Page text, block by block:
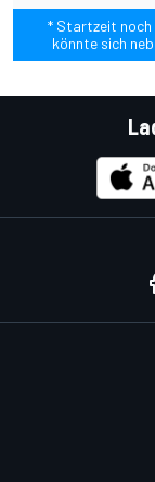
* Startzeit noch
könnte sich